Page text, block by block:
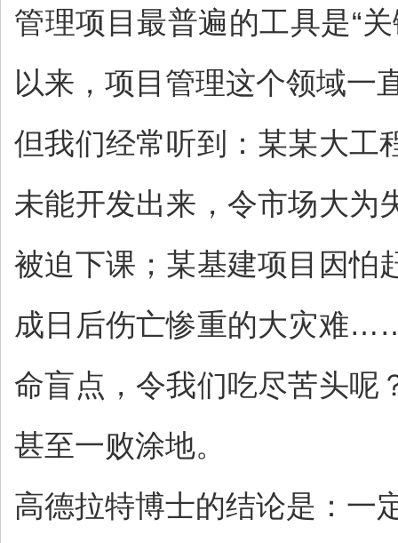
管理项目最普遍的工具是“
以来，项目管理这个领域一
但我们经常听到：某某大工
未能开发出来，令市场大为
被迫下课；某基建项目因怕
成日后伤亡惨重的大灾难
命盲点，令我们吃尽苦头呢
甚至一败涂地。
高德拉特博士的结论是：一